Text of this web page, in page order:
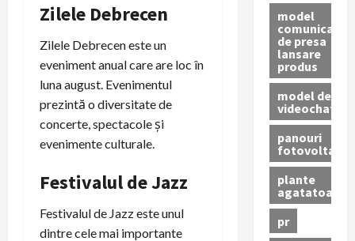
Zilele Debrecen
Zilele Debrecen este un
eveniment anual care are loc în
luna august. Evenimentul
prezintă o diversitate de
concerte, spectacole și
evenimente culturale.
Festivalul de Jazz
Festivalul de Jazz este unul
dintre cele mai importante
model
comunicat
de presa
lansare
produs
model de
videochat
panouri
fotovoltaice
plante
agatatoare
pr